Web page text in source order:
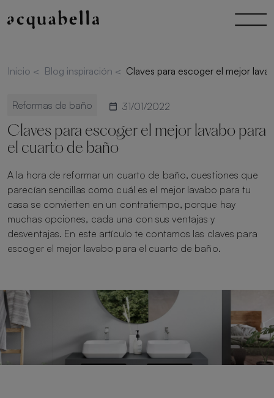
Inicio < Blog inspiración < Claves para escoger el mejor
Reformas de baño 31/01/2022
Claves para escoger el mejor lavabo para
el cuarto de baño
A la hora de reformar un cuarto de baño, cuestiones que
parecían sencillas como cuál es el mejor lavabo para tu
casa se convierten en un contratiempo, porque hay
muchas opciones, cada una con sus ventajas y
desventajas. En este artículo te contamos las claves para
escoger el mejor lavabo para el cuarto de baño.